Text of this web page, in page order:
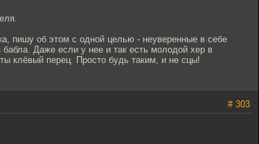
пишу об этом с одной целью - неуверенные в себе
Даже если у нее и так есть молодой хер в
клёвый перец. Просто будь таким, и не сцы!
# 303